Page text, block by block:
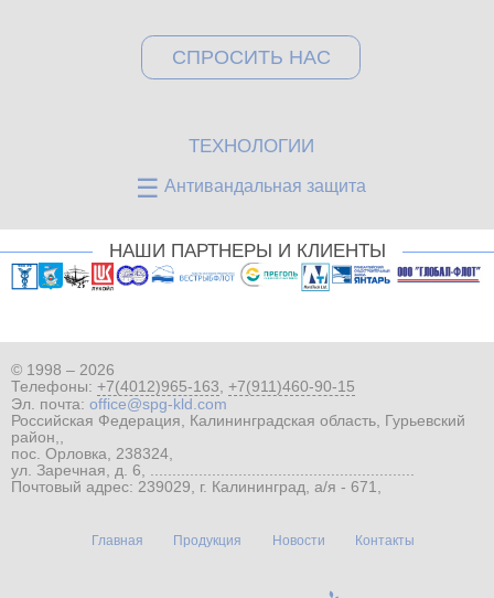
СПРОСИТЬ НАС
ТЕХНОЛОГИИ
☰ Антивандальная защита
НАШИ ПАРТНЕРЫ И КЛИЕНТЫ
© 1998 – 2026
Телефоны: +7(4012)965-163, +7(911)460-90-15
Эл. почта: office@spg-kld.com
Российская Федерация, Калининградская область, Гурьевский
район,,
пос. Орловка, 238324,
ул. Заречная, д. 6, ............................................................
Почтовый адрес: 239029, г. Калининград, а/я - 671,
Главная Продукция Новости Контакты